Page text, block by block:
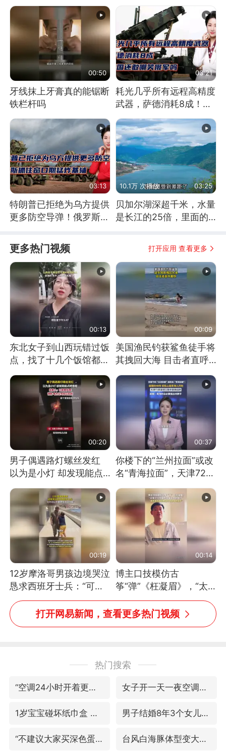
00:50
牙线抹上牙膏真的能锯断
铁栏杆吗
03:21
耗光几乎所有远程高精度
武器，萨德消耗8成！美
国还敢嘲笑俄军吗
03:13
特朗普已拒绝为乌方提供
更多防空导弹！俄罗斯抓
10.1万 次播放 03:25
贝加尔湖深超千米，水量
是长江的25倍，里面的
更多热门视频 打开应用 查看更多
00:13
东北女子到山西玩错过饭
点，找了十几个饭馆都没
00:09
美国渔民钓获鲨鱼徒手将
其拽回大海 目击者直呼
消息）
00:20
男子偶遇路灯螺丝发红
以为是小灯 却发现能点
处理
00:37
你楼下的“兰州拉面”或改
名“青海拉面”，天津72家
00:19
12岁摩洛哥男孩边境哭泣
恳求西班牙士兵：“可不
可以不要把我遣返回国”
00:14
博主口技模仿古
筝“弹”《枉凝眉》，“太
像了～你是吃古筝长大的
吗？”“或将成为首位考级
不带古筝的选手。”（来
打开网易新闻，查看更多热门视频
热门搜索
“空调24小时开着更省电”不实 女子开一天一夜空调后二氧化碳中毒
1岁宝宝碰坏纸巾盒 宝妈被索赔924元 男子结婚8年3个女儿均非亲生
“不建议大家买深色蛋糕” 台风白海豚体型变大近似13个浙江面积